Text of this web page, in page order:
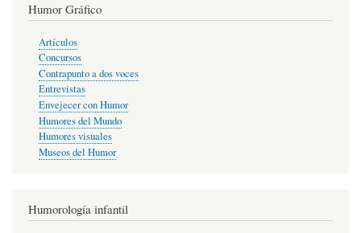
Humor Gráfico
Artículos
Concursos
Contrapunto a dos voces
Entrevistas
Envejecer con Humor
Humores del Mundo
Humores visuales
Museos del Humor
Humorología infantil